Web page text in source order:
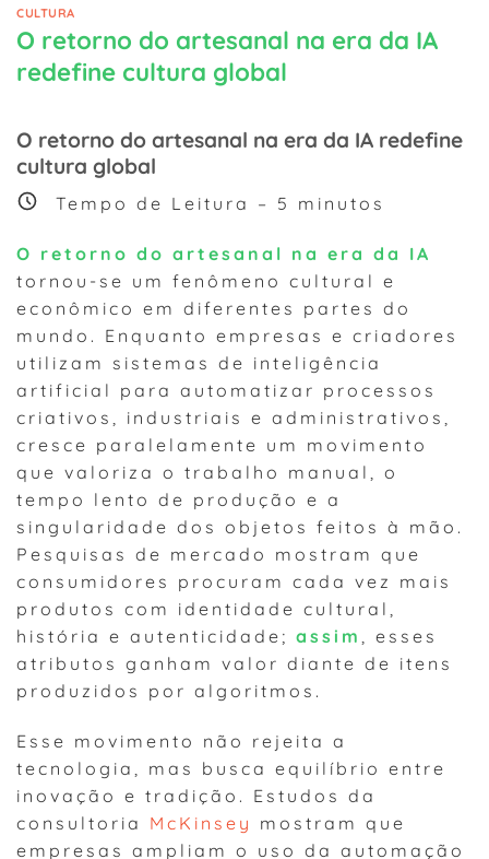
CULTURA
O retorno do artesanal na era da IA
redefine cultura global
O retorno do artesanal na era da IA redefine
cultura global
Tempo de Leitura – 5 minutos
O retorno do artesanal na era da IA
tornou-se um fenômeno cultural e
econômico em diferentes partes do
mundo. Enquanto empresas e criadores
utilizam sistemas de inteligência
artificial para automatizar processos
criativos, industriais e administrativos,
cresce paralelamente um movimento
que valoriza o trabalho manual, o
tempo lento de produção e a
singularidade dos objetos feitos à mão.
Pesquisas de mercado mostram que
consumidores procuram cada vez mais
produtos com identidade cultural,
história e autenticidade; assim , esses
atributos ganham valor diante de itens
produzidos por algoritmos.
Esse movimento não rejeita a
tecnologia, mas busca equilíbrio entre
inovação e tradição. Estudos da
consultoria McKinsey mostram que
empresas ampliam o uso da automação